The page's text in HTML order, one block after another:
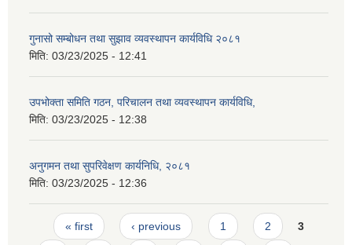
गुनासो सम्बोधन तथा सुझाव व्यवस्थापन कार्यविधि २०८१
मिति: 03/23/2025 - 12:41
उपभोक्ता समिति गठन, परिचालन तथा व्यवस्थापन कार्यविधि,
मिति: 03/23/2025 - 12:38
अनुगमन तथा सुपरिवेक्षण कार्यनिधि, २०८१
मिति: 03/23/2025 - 12:36
Pages
« first ‹ previous 1 2 3